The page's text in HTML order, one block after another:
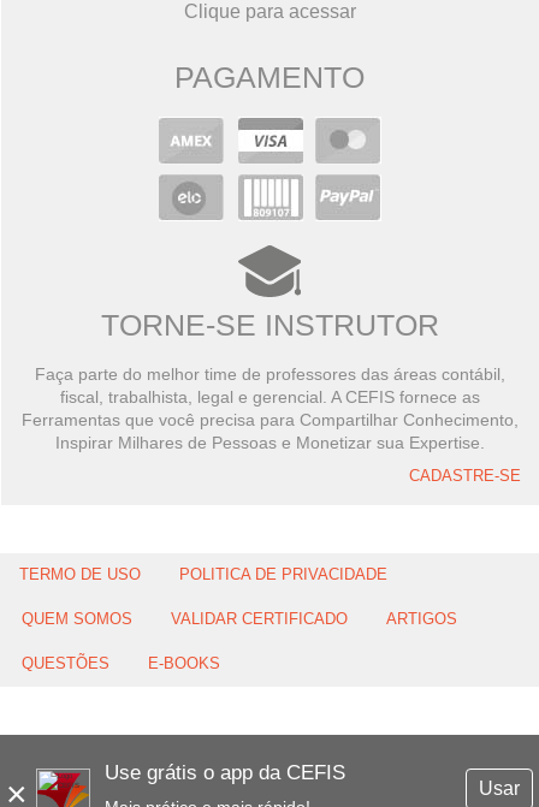
×
Use grátis o app da CEFIS
Usar
Clique para acessar
PAGAMENTO
TORNE-SE INSTRUTOR
Faça parte do melhor time de professores das áreas contábil,
fiscal, trabalhista, legal e gerencial. A CEFIS fornece as
Ferramentas que você precisa para Compartilhar Conhecimento,
Inspirar Milhares de Pessoas e Monetizar sua Expertise.
CADASTRE-SE
TERMO DE USO POLITICA DE PRIVACIDADE
QUEM SOMOS VALIDAR CERTIFICADO ARTIGOS
QUESTÕES E-BOOKS